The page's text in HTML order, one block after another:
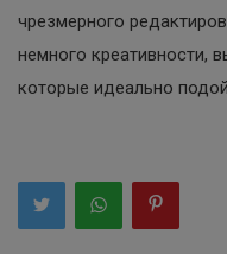
чрезмерного
немного креативности,
которые идеально